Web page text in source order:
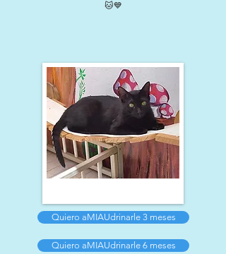
🐱​💙​
Quiero aMIAUdrinarle 3 meses
Quiero aMIAUdrinarle 6 meses